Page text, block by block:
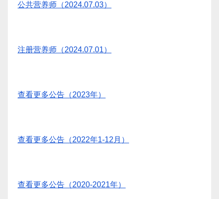
公共营养师（2024.07.03）
注册营养师（2024.07.01）
查看更多公告（2023年）
查看更多公告（2022年1-12月）
查看更多公告（2020-2021年）